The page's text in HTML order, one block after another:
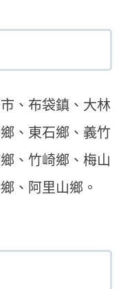
、布袋鎮、大林
、東石鄉、義竹
、竹崎鄉、梅山
、阿里山鄉。